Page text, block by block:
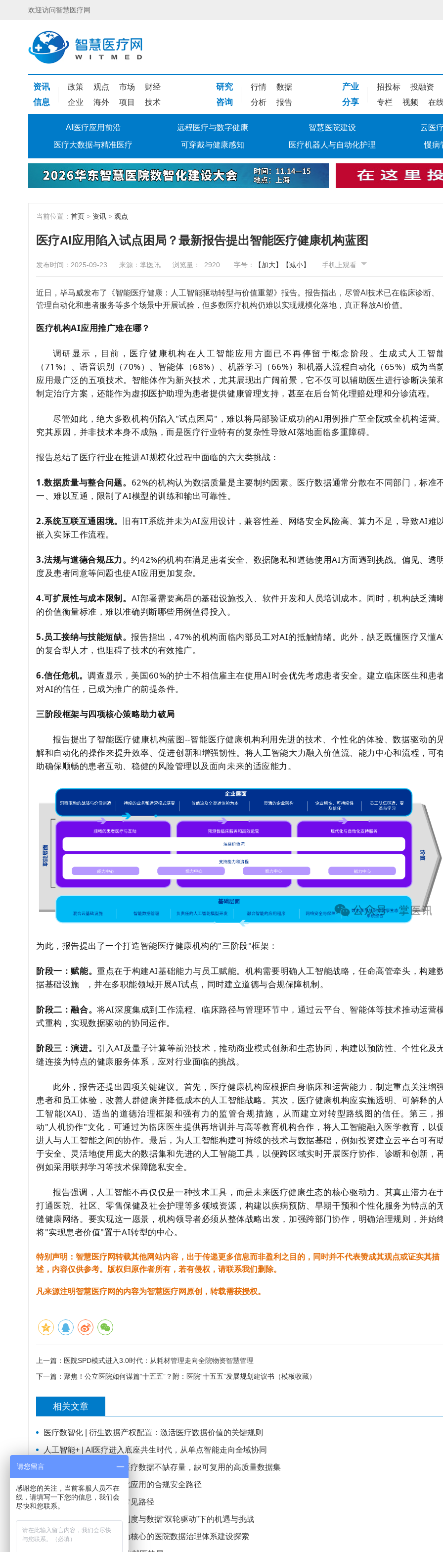
欢迎访问智慧医疗网
资讯 政策 观点 市场 财经
信息 企业 海外 项目 技术
研究 行情 数据
咨询 分析 报告
产业 招投标 投融资
分享 专栏 视频 在
AI医疗应用前沿 远程医疗与数字健康 智慧医院建设 云医
医疗大数据与精准医疗 可穿戴与健康感知 医疗机器人与自动化护理 慢病
当前位置： 首页 > 资讯 > 观点
医疗AI应用陷入试点困局？最新报告提出智能医疗健康机构蓝图
发布时间：2025-09-23 来源：掌医讯 浏览量： 2920 字号： 【加大】 【减小】 手机上观看
近日，毕马威发布了《智能医疗健康：人工智能驱动转型与价值重塑》报告。报告指出，尽管AI技术已在临床诊断、
管理自动化和患者服务等多个场景中开展试验，但多数医疗机构仍难以实现规模化落地，真正释放AI价值。
医疗机构AI应用推广难在哪？
调研显示，目前，医疗健康机构在人工智能应用方面已不再停留于概念阶段。生成式人工智
（71%）、语音识别（70%）、智能体（68%）、机器学习（66%）和机器人流程自动化（65%）成为当
应用最广泛的五项技术。智能体作为新兴技术，尤其展现出广阔前景，它不仅可以辅助医生进行诊断决策
制定治疗方案，还能作为虚拟医护助理为患者提供健康管理支持，甚至在后台简化理赔处理和分诊流程。
尽管如此，绝大多数机构仍陷入"试点困局"，难以将局部验证成功的AI用例推广至全院或全机构运营。
究其原因，并非技术本身不成熟，而是医疗行业特有的复杂性导致AI落地面临多重障碍。
报告总结了医疗行业在推进AI规模化过程中面临的六大类挑战：
1.数据质量与整合问题。 62%的机构认为数据质量是主要制约因素。医疗数据通常分散在不同部门，标准
一、难以互通，限制了AI模型的训练和输出可靠性。
2.系统互联互通困境。 旧有IT系统并未为AI应用设计，兼容性差、网络安全风险高、算力不足，导致AI难
嵌入实际工作流程。
3.法规与道德合规压力。约42%的机构在满足患者安全、数据隐私和道德使用AI方面遇到挑战。偏见、透
度及患者同意等问题也使AI应用更加复杂。
4.可扩展性与成本限制。 AI部署需要高昂的基础设施投入、软件开发和人员培训成本。同时，机构缺乏清
的价值衡量标准，难以准确判断哪些用例值得投入。
5.员工接纳与技能短缺。报告指出，47%的机构面临内部员工对AI的抵触情绪。此外，缺乏既懂医疗又懂
的复合型人才，也阻碍了技术的有效推广。
6.信任危机。调查显示，美国60%的护士不相信雇主在使用AI时会优先考虑患者安全。建立临床医生和患
对AI的信任，已成为推广的前提条件。
三阶段框架与四项核心策略助力破局
报告提出了智能医疗健康机构蓝图--智能医疗健康机构利用先进的技术、个性化的体验、数据驱动的
解和自动化的操作来提升效率、促进创新和增强韧性。将人工智能大力融入价值流、能力中心和流程，可
助确保顺畅的患者互动、稳健的风险管理以及面向未来的适应能力。
为此，报告提出了一个打造智能医疗健康机构的"三阶段"框架：
阶段一：赋能。重点在于构建AI基础能力与员工赋能。机构需要明确人工智能战略，任命高管牵头，构建
据基础设施
，并在多职能领域开展AI试点，同时建立道德与合规保障机制。
阶段二：融合。将AI深度集成到工作流程、临床路径与管理环节中，通过云平台、智能体等技术推动运营
式重构，实现数据驱动的协同运作。
阶段三：演进。 引入AI及量子计算等前沿技术，推动商业模式创新和生态协同，构建以预防性、个性化及
缝连接为特点的健康服务体系，应对行业面临的挑战。
此外，报告还提出四项关键建议。首先，医疗健康机构应根据自身临床和运营能力，制定重点关注增
患者和员工体验，改善人群健康并降低成本的人工智能战略。其次，医疗健康机构应实施透明、可解释的人
工智能(XAI)、适当的道德治理框架和强有力的监管合规措施，从而建立对转型路线图的信任。第三，
动"人机协作"文化，可通过为临床医生提供再培训并与高等教育机构合作，将人工智能融入医学教育，以
进人与人工智能之间的协作。最后，为人工智能构建可持续的技术与数据基础，例如投资建立云平台可有
于安全、灵活地使用庞大的数据集和先进的人工智能工具，以便跨区域实时开展医疗协作、诊断和创新，
例如采用联邦学习等技术保障隐私安全。
报告强调，人工智能不再仅仅是一种技术工具，而是未来医疗健康生态的核心驱动力。其真正潜力在
打通医院、社区、零售保健及社会护理等多领域资源，构建以疾病预防、早期干预和个性化服务为特点的
缝健康网络。要实现这一愿景，机构领导者必须从整体战略出发，加强跨部门协作，明确治理规则，并始
将"实现患者价值"置于AI转型的中心。
特别声明：智慧医疗网转载其他网站内容，出于传递更多信息而非盈利之目的，同时并不代表赞成其观点或证实其描
述，内容仅供参考。版权归原作者所有，若有侵权，请联系我们删除。
凡来源注明智慧医疗网的内容为智慧医疗网原创，转载需获授权。
上一篇： 医院SPD模式进入3.0时代：从耗材管理走向全院物资智慧管理
下一篇： 聚焦！公立医院如何谋篇“十五五”？附：医院“十五五”发展规划建议书（模板收藏）
相关文章
医疗数智化 | 衍生数据产权配置：激活医疗数据价值的关键规则
人工智能+ | AI医疗进入底座共生时代，从单点智能走向全域协同
卫健委新政深度解读：医疗数据不缺存量，缺可复用的高质量数据集
医疗数据价值化、商业化应用的合规安全路径
医疗数据资产化的四条常见路径
医疗数据要素化加速：制度与数据“双轮驱动”下的机遇与挑战
重点推文｜以医疗质控为核心的医院数据治理体系建设探索
请您留言
感谢您的关注，当前客服人员不在
线，请填写一下您的信息，我们会
尽快和您联系。